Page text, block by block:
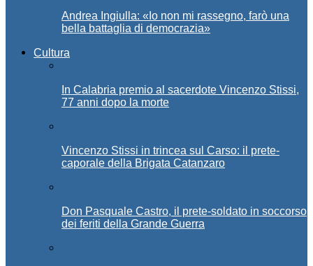
Andrea Ingiulla: «Io non mi rassegno, farò una
bella battaglia di democrazia»
Cultura
In Calabria premio al sacerdote Vincenzo Stissi,
77 anni dopo la morte
Vincenzo Stissi in trincea sul Carso: il prete-
caporale della Brigata Catanzaro
Don Pasquale Castro, il prete-soldato in soccorso
dei feriti della Grande Guerra